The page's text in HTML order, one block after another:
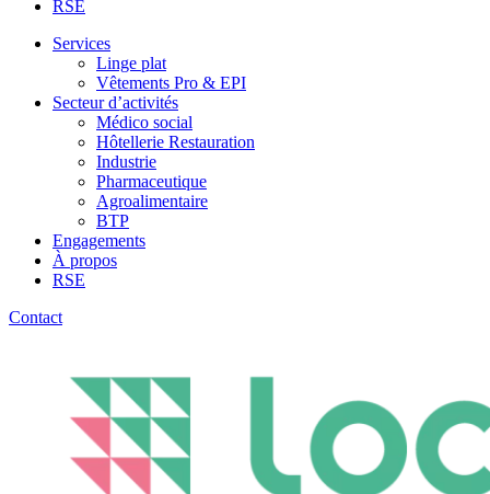
RSE
Services
Linge plat
Vêtements Pro & EPI
Secteur d’activités
Médico social
Hôtellerie Restauration
Industrie
Pharmaceutique
Agroalimentaire
BTP
Engagements
À propos
RSE
Contact